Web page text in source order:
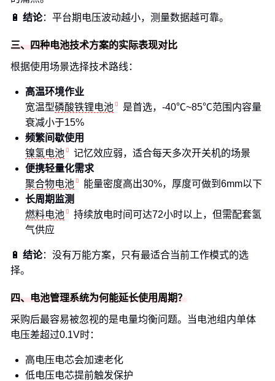
🔋 结论：平台期电压波动越小，测量数据越可靠。
三、四种电池技术方案的实际表现对比
根据使用场景选择技术路线：
高温环境作业
宽温型磷酸铁锂电池
是首选，-40℃~85℃范围内容量
衰减小于15%
频繁间歇使用
镍氢电池
记忆效应弱，适合每天多次开关机的场景
便携轻量化需求
聚合物电池
能量密度高出30%，厚度可做到6mm以下
长周期监测
燃料电池
持续放电时间可达72小时以上，但需配套氢
气供应
🔋 结论：没有万能方案，只有最适合当前工作模式的选
择。
四、电池管理系统为何能延长使用周期？
采购后最容易被忽视的是电量均衡问题。当电池组内单体
电压差超过0.1V时：
高电压电芯会加速老化
低电压电芯提前触发保护